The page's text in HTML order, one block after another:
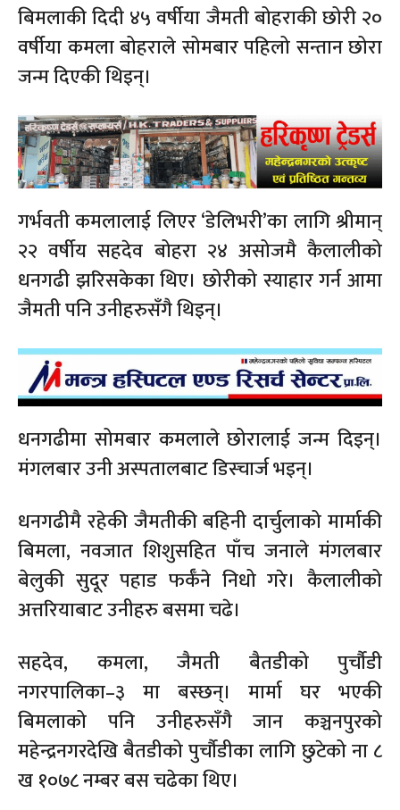
बिमलाकी दिदी ४५ वर्षीया जैमती बोहराकी छोरी २०
वर्षीया कमला बोहराले सोमबार पहिलो सन्तान छोरा
जन्म दिएकी थिइन्।
गर्भवती कमलालाई लिएर ‘डेलिभरी’का लागि श्रीमान्
२२ वर्षीय सहदेव बोहरा २४ असोजमै कैलालीको
धनगढी झरिसकेका थिए। छोरीको स्याहार गर्न आमा
जैमती पनि उनीहरुसँगै थिइन्।
धनगढीमा सोमबार कमलाले छोरालाई जन्म दिइन्।
मंगलबार उनी अस्पतालबाट डिस्चार्ज भइन्।
धनगढीमै रहेकी जैमतीकी बहिनी दार्चुलाको मार्माकी
बिमला, नवजात शिशुसहित पाँच जनाले मंगलबार
बेलुकी सुदूर पहाड फर्कँने निधो गरे। कैलालीको
अत्तरियाबाट उनीहरु बसमा चढे।
सहदेव, कमला, जैमती बैतडीको पुर्चौडी
नगरपालिका–३ मा बस्छन्। मार्मा घर भएकी
बिमलाको पनि उनीहरुसँगै जान कञ्चनपुरको
महेन्द्रनगरदेखि बैतडीको पुर्चौडीका लागि छुटेको ना ८
ख १०७८ नम्बर बस चढेका थिए।